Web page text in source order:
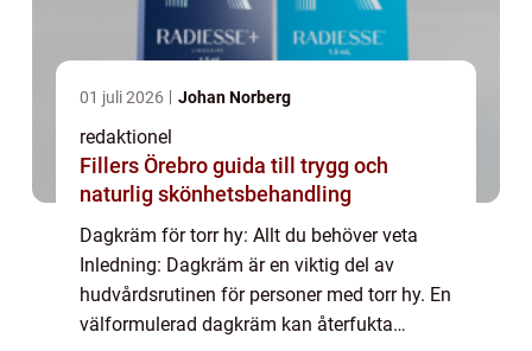
01 juli 2026 Johan Norberg
redaktionel
Fillers Örebro guida till trygg och
naturlig skönhetsbehandling
Dagkräm för torr hy: Allt du behöver veta
Inledning: Dagkräm är en viktig del av
hudvårdsrutinen för personer med torr hy. En
välformulerad dagkräm kan återfukta